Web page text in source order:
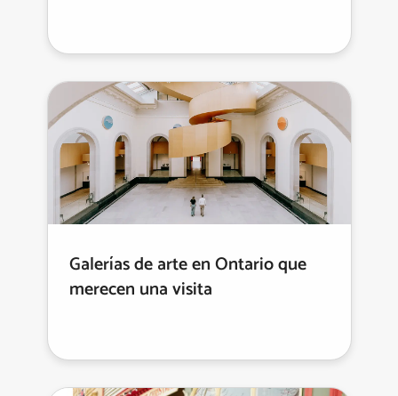
Galerías de arte en Ontario que
merecen una visita